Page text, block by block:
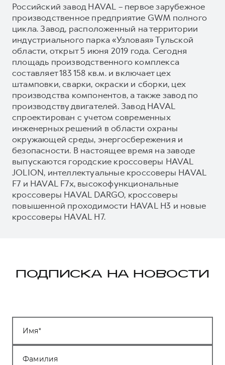
Российский завод HAVAL – первое зарубежное
производственное предприятие GWM полного
цикла. Завод, расположенный на территории
индустриального парка «Узловая» Тульской
области, открыт 5 июня 2019 года. Сегодня
площадь производственного комплекса
составляет 183 158 кв.м. и включает цех
штамповки, сварки, окраски и сборки, цех
производства компонентов, а также завод по
производству двигателей. Завод HAVAL
спроектирован с учетом современных
инженерных решений в области охраны
окружающей среды, энергосбережения и
безопасности. В настоящее время на заводе
выпускаются городские кроссоверы HAVAL
JOLION, интеллектуальные кроссоверы HAVAL
F7 и HAVAL F7x, высокофункциональные
кроссоверы HAVAL DARGO, кроссоверы
повышенной проходимости HAVAL H3 и новые
кроссоверы HAVAL H7.
ПОДПИСКА НА НОВОСТИ
Имя
Фамилия